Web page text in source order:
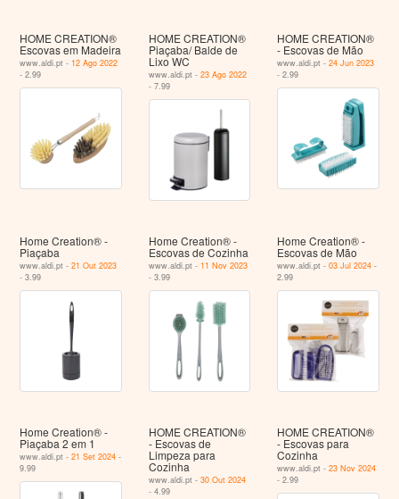
HOME CREATION®
Escovas em Madeira
www.aldi.pt - 12 Ago 2022
- 2.99
HOME CREATION®
Piaçaba/ Balde de
Lixo WC
www.aldi.pt - 23 Ago 2022
- 7.99
HOME CREATION®
- Escovas de Mão
www.aldi.pt -24 Jun 2023
- 2.99
Home Creation® -
Piaçaba
www.aldi.pt -21 Out 2023
- 3.99
Home Creation® -
Escovas de Cozinha
www.aldi.pt - 11 Nov 2023
- 3.99
Home Creation® -
Escovas de Mão
www.aldi.pt -03 Jul 2024 -
2.99
Home Creation® -
Piaçaba 2 em 1
www.aldi.pt -21 Set 2024 -
9.99
HOME CREATION®
- Escovas de
Limpeza para
Cozinha
www.aldi.pt - 30 Out 2024
- 4.99
HOME CREATION®
- Escovas para
Cozinha
www.aldi.pt -23 Nov 2024
- 2.99